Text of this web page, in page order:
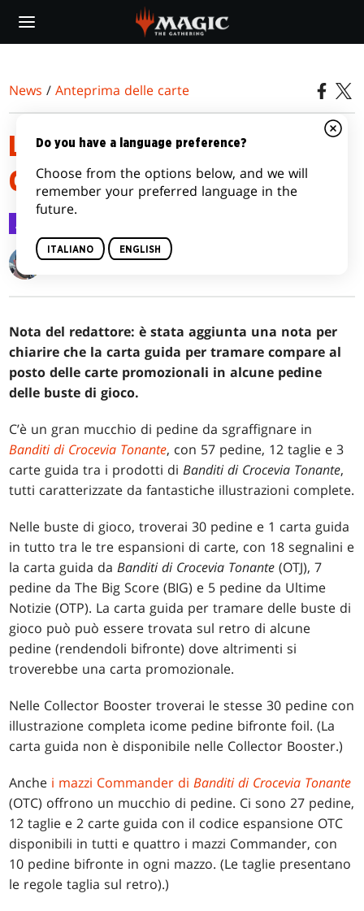
main
News /Anteprima delle carte
LE PEDINE DI BANDITI DI
CROCEVIA TONANTE
Anteprima delle carte
Kendall Pepple
Nota del redattore: è stata aggiunta una nota per
chiarire che la carta guida per tramare compare al
posto delle carte promozionali in alcune pedine
delle buste di gioco.
C’è un gran mucchio di pedine da sgraffignare in
Banditi di Crocevia Tonante, con 57 pedine, 12 taglie e 3
carte guida tra i prodotti diBanditi di Crocevia Tonante,
tutti caratterizzate da fantastiche illustrazioni complete.
Nelle buste di gioco, troverai 30 pedine e 1 carta guida
in tutto tra le tre espansioni di carte, con 18 segnalini e
la carta guida daBanditi di Crocevia Tonante (OTJ), 7
pedine da The Big Score (BIG) e 5 pedine da Ultime
Notizie (OTP). La carta guida per tramare delle buste di
gioco può può essere trovata sul retro di alcune
pedine (rendendoli bifronte) dove altrimenti si
troverebbe una carta promozionale.
Nelle Collector Booster troverai le stesse 30 pedine con
illustrazione completa icome pedine bifronte foil. (La
carta guida non è disponibile nelle Collector Booster.)
Anche i mazzi Commander diBanditi di Crocevia Tonante
(OTC) offrono un mucchio di pedine. Ci sono 27 pedine,
12 taglie e 2 carte guida con il codice espansione OTC
disponibili in tutti e quattro i mazzi Commander, con
10 pedine bifronte in ogni mazzo. (Le taglie presentano
le regole taglia sul retro).)
Do you have a language preference?
Choose from the options below, and we will
remember your preferred language in the
future.
ITALIANO ENGLISH